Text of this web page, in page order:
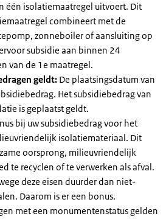
één isolatiemaatregel uitvoert. Dit
combineert met de
zonneboiler of aansluiting op
subsidie aan binnen 24
van de 1e maatregel.
geldt: De plaatsingsdatum van
Het subsidiebedrag van
is geplaatst geldt.
bij uw subsidiebedrag voor het
isolatiemateriaal. Dit
oorsprong, milieuvriendelijk
te recyclen of te verwerken als afval.
deze eisen duurder dan niet-
Daarom is er een bonus.
met een monumentenstatus gelden